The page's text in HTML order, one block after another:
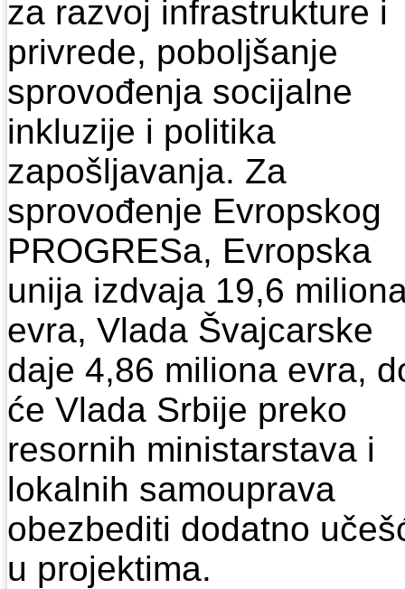
za razvoj infrastrukture i
privrede, poboljšanje
sprovođenja socijalne
inkluzije i politika
zapošljavanja. Za
sprovođenje Evropskog
PROGRESa, Evropska
unija izdvaja 19,6
evra, Vlada Švajcarske
daje 4,86 miliona evra,
će Vlada Srbije preko
resornih ministarstava i
lokalnih samouprava
obezbediti dodatno
u projektima.